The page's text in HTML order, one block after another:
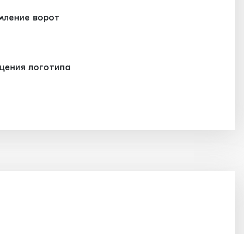
ворот
логотипа